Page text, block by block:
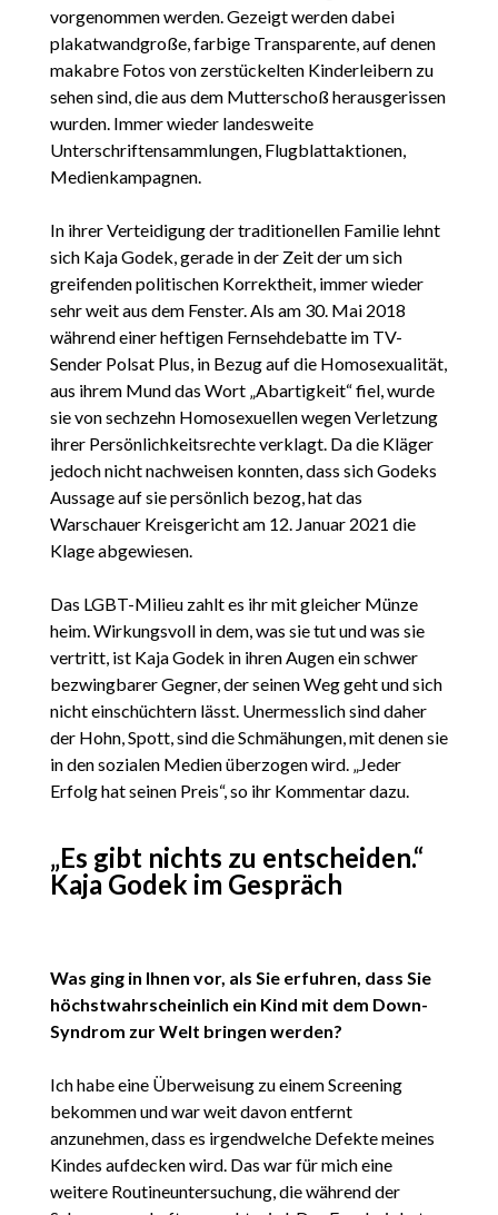
vorgenommen werden. Gezeigt werden dabei
plakatwandgroße, farbige Transparente, auf denen
makabre Fotos von zerstückelten Kinderleibern zu
sehen sind, die aus dem Mutterschoß herausgerissen
wurden. Immer wieder landesweite
Unterschriftensammlungen, Flugblattaktionen,
Medienkampagnen.
In ihrer Verteidigung der traditionellen Familie lehnt
sich Kaja Godek, gerade in der Zeit der um sich
greifenden politischen Korrektheit, immer wieder
sehr weit aus dem Fenster. Als am 30. Mai 2018
während einer heftigen Fernsehdebatte im TV-
Sender Polsat Plus, in Bezug auf die Homosexualität,
aus ihrem Mund das Wort „Abartigkeit“ fiel, wurde
sie von sechzehn Homosexuellen wegen Verletzung
ihrer Persönlichkeitsrechte verklagt. Da die Kläger
jedoch nicht nachweisen konnten, dass sich Godeks
Aussage auf sie persönlich bezog, hat das
Warschauer Kreisgericht am 12. Januar 2021 die
Klage abgewiesen.
Das LGBT-Milieu zahlt es ihr mit gleicher Münze
heim. Wirkungsvoll in dem, was sie tut und was sie
vertritt, ist Kaja Godek in ihren Augen ein schwer
bezwingbarer Gegner, der seinen Weg geht und sich
nicht einschüchtern lässt. Unermesslich sind daher
der Hohn, Spott, sind die Schmähungen, mit denen sie
in den sozialen Medien überzogen wird. „Jeder
Erfolg hat seinen Preis“, so ihr Kommentar dazu.
„Es gibt nichts zu entscheiden.“
Kaja Godek im Gespräch
Was ging in Ihnen vor, als Sie erfuhren, dass Sie
höchstwahrscheinlich ein Kind mit dem Down-
Syndrom zur Welt bringen werden?
Ich habe eine Überweisung zu einem Screening
bekommen und war weit davon entfernt
anzunehmen, dass es irgendwelche Defekte meines
Kindes aufdecken wird. Das war für mich eine
weitere Routineuntersuchung, die während der